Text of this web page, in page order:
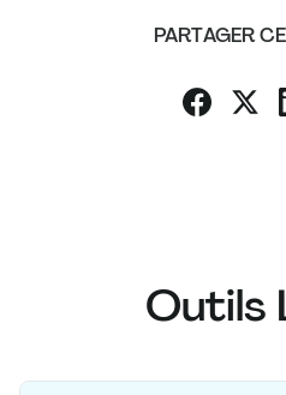
PARTAGER
Outils